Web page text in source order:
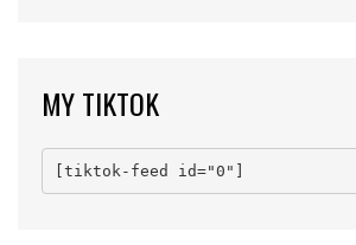
MY TIKTOK
[tiktok-feed id="0"]